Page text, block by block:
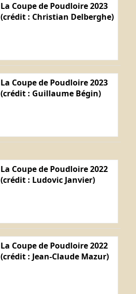
La Coupe de Poudloire 2023
(crédit : Christian Delberghe)
La Coupe de Poudloire 2023
(crédit : Guillaume Bégin)
La Coupe de Poudloire 2022
(crédit : Ludovic Janvier)
La Coupe de Poudloire 2022
(crédit : Jean-Claude Mazur)